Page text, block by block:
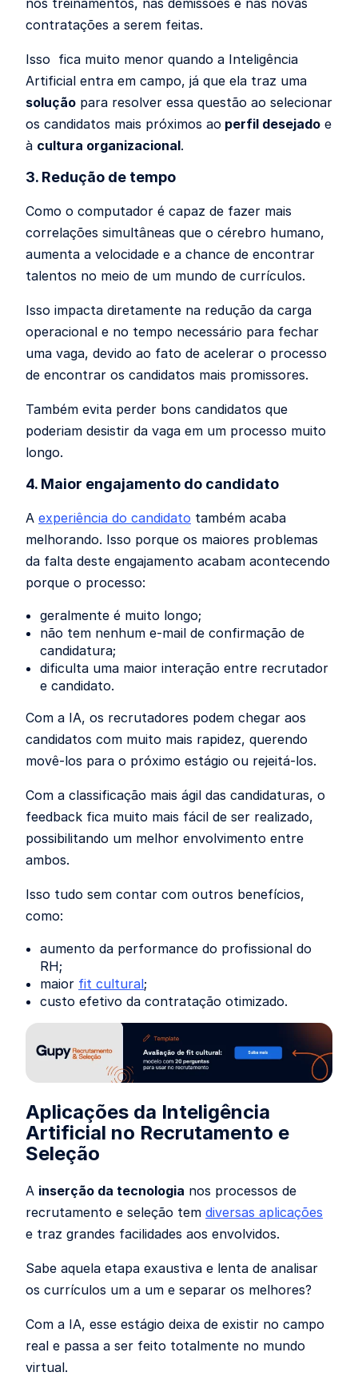
nos treinamentos, nas demissões e nas novas
contratações a serem feitas.
Isso fica muito menor quando a Inteligência
Artificial entra em campo, já que ela traz uma
solução para resolver essa questão ao selecionar
os candidatos mais próximos ao perfil desejado e
à cultura organizacional.
3. Redução de tempo
Como o computador é capaz de fazer mais
correlações simultâneas que o cérebro humano,
aumenta a velocidade e a chance de encontrar
talentos no meio de um mundo de currículos.
Isso impacta diretamente na redução da carga
operacional e no tempo necessário para fechar
uma vaga, devido ao fato de acelerar o processo
de encontrar os candidatos mais promissores.
Também evita perder bons candidatos que
poderiam desistir da vaga em um processo muito
longo.
4. Maior engajamento do candidato
A experiência do candidato também acaba
melhorando. Isso porque os maiores problemas
da falta deste engajamento acabam acontecendo
porque o processo:
geralmente é muito longo;
não tem nenhum e-mail de confirmação de
candidatura;
dificulta uma maior interação entre recrutador
e candidato.
Com a IA, os recrutadores podem chegar aos
candidatos com muito mais rapidez, querendo
movê-los para o próximo estágio ou rejeitá-los.
Com a classificação mais ágil das candidaturas, o
feedback fica muito mais fácil de ser realizado,
possibilitando um melhor envolvimento entre
ambos.
Isso tudo sem contar com outros benefícios,
como:
aumento da performance do profissional do
RH;
maior fit cultural;
custo efetivo da contratação otimizado.
Aplicações da Inteligência
Artificial no Recrutamento e
Seleção
A inserção da tecnologia nos processos de
recrutamento e seleção tem diversas aplicações
e traz grandes facilidades aos envolvidos.
Sabe aquela etapa exaustiva e lenta de analisar
os currículos um a um e separar os melhores?
Com a IA, esse estágio deixa de existir no campo
real e passa a ser feito totalmente no mundo
virtual.